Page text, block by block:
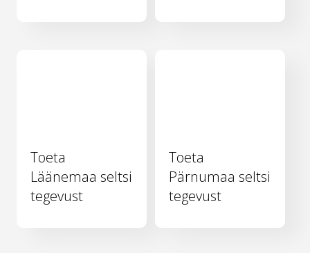
Toeta
Läänemaa seltsi
tegevust
Toeta
Pärnumaa seltsi
tegevust